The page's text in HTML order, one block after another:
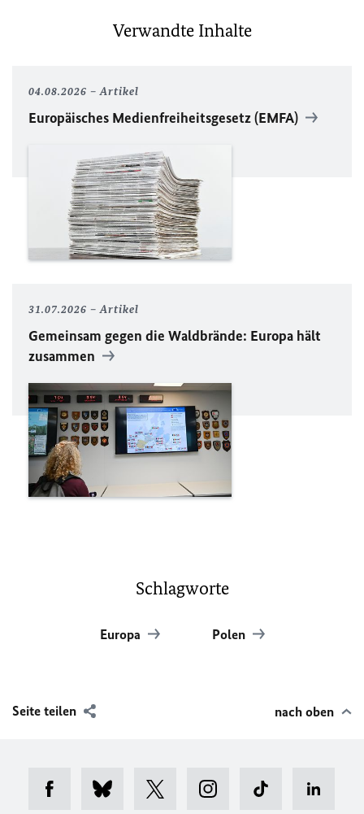
Verwandte Inhalte
04.08.2026 Artikel
Europäisches Medienfreiheitsgesetz (EMFA)
31.07.2026 Artikel
Gemeinsam gegen die Waldbrände: Europa hält
zusammen
Schlagworte
Europa Polen
Seite teilen nach oben